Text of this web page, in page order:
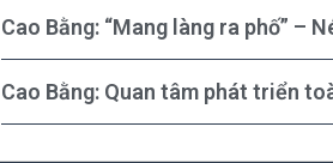
Cao Bằng: “Mang làng ra phố” –
Cao Bằng: Quan tâm phát triển